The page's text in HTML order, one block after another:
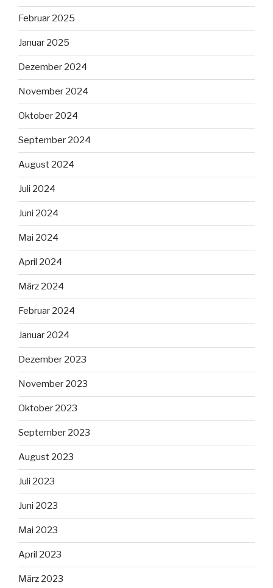
Februar 2025
Januar 2025
Dezember 2024
November 2024
Oktober 2024
September 2024
August 2024
Juli 2024
Juni 2024
Mai 2024
April 2024
März 2024
Februar 2024
Januar 2024
Dezember 2023
November 2023
Oktober 2023
September 2023
August 2023
Juli 2023
Juni 2023
Mai 2023
April 2023
März 2023